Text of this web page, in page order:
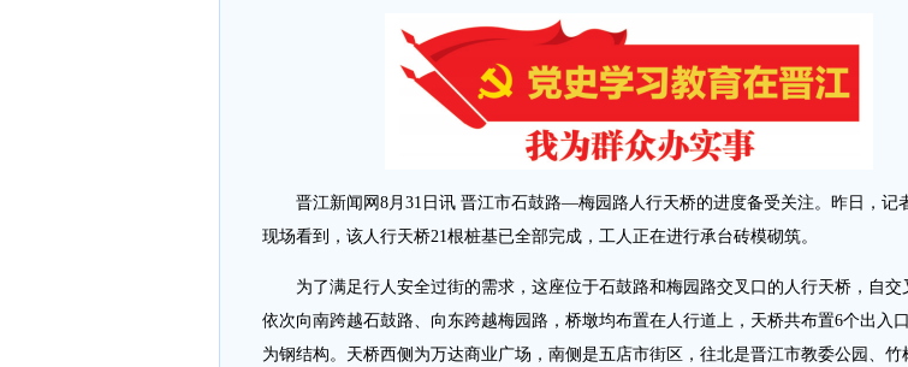
晋江新闻网8月31日讯 晋江市石鼓路—梅园路人行天桥的进度备受关注。昨日，记
现场看到，该人行天桥21根桩基已全部完成，工人正在进行承台砖模砌筑。
为了满足行人安全过街的需求，这座位于石鼓路和梅园路交叉口的人行天桥，自交
依次向南跨越石鼓路、向东跨越梅园路，桥墩均布置在人行道上，天桥共布置6个出入
为钢结构。天桥西侧为万达商业广场，南侧是五店市街区，往北是晋江市教委公园、竹